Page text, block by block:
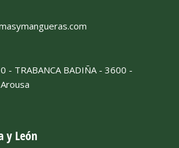
- TRABANCA BADIÑA - 3600 -
y León